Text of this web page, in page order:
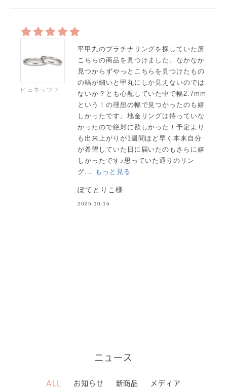
平甲丸のプラチナリングを探していた所
こちらの商品を見つけました。なかなか
見つからずやっとこちらを見つけたもの
の幅が細いと甲丸にしか見えないのでは
ないか？とも心配していた中で幅2.7mm
という！の理想の幅で見つかったのも嬉
しかったです。地金リングは持っていな
かったので絶対に欲しかった！予定より
も出来上がりが1週間ほど早く本来自分
が希望していた日に届いたのもさらに嬉
しかったです♪思っていた通りのリン
グ...
もっと見る
ぽてとりこ様
2025-10-16
ピェネッツァ
ニュース
ALL お知らせ 新商品 メディア